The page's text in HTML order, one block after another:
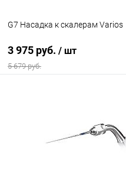
G7 Насадка к скалерам Varios
3 975 руб. / шт
5 679 руб.